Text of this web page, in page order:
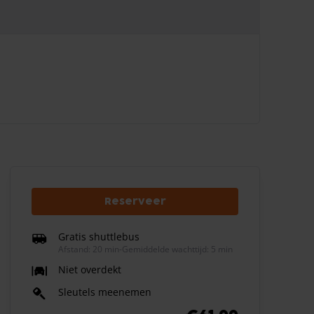
Reserveer
Gratis shuttlebus
Afstand: 20 min Gemiddelde wachttijd: 5 min
Niet overdekt
Sleutels meenemen